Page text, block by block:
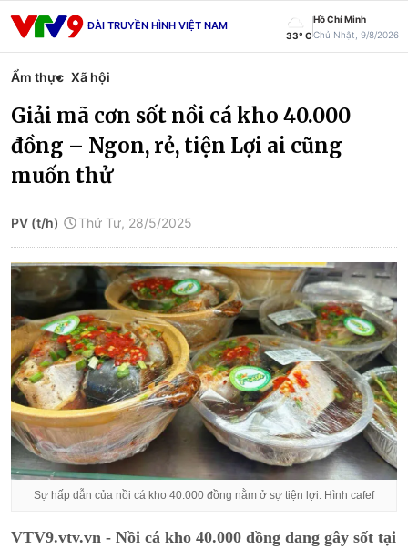
ĐÀI TRUYỀN HÌNH VIỆT NAM
33° C
Hồ Chí Minh
Chủ Nhật, 9/8/2026
Ẩm thực Xã hội
Giải mã cơn sốt nồi cá kho 40.000
đồng – Ngon, rẻ, tiện Lợi ai cũng
muốn thử
PV (t/h) Thứ Tư, 28/5/2025
Sự hấp dẫn của nồi cá kho 40.000 đồng nằm ở sự tiện lợi. Hình cafef
VTV9.vtv.vn - Nồi cá kho 40.000 đồng đang gây sốt tại